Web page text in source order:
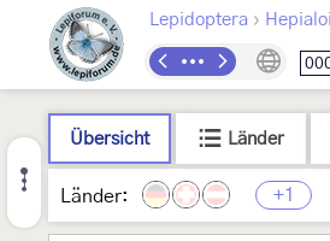
Lepidoptera ›
Übersicht Länder
Länder: +1